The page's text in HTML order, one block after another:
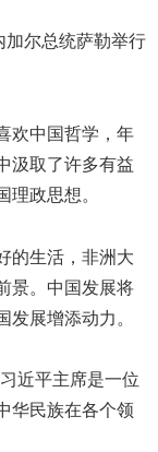
加尔总统萨勒举行
欢中国哲学，年
汲取了许多有益
理政思想。
的生活，非洲大
景。中国发展将
展增添动力。
近平主席是一位
华民族在各个领